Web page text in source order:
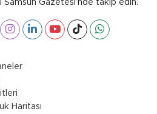
Gazetesi’nde takip edin.
Haritası